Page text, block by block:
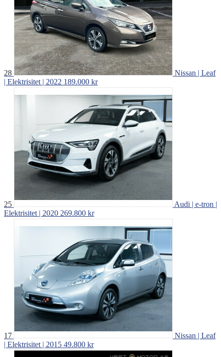
28
Nissan | Leaf
| Elektrisitet | 2022 189.000 kr
25
Audi | e-tron |
Elektrisitet | 2020 269.800 kr
17
Nissan | Leaf
| Elektrisitet | 2015 49.800 kr